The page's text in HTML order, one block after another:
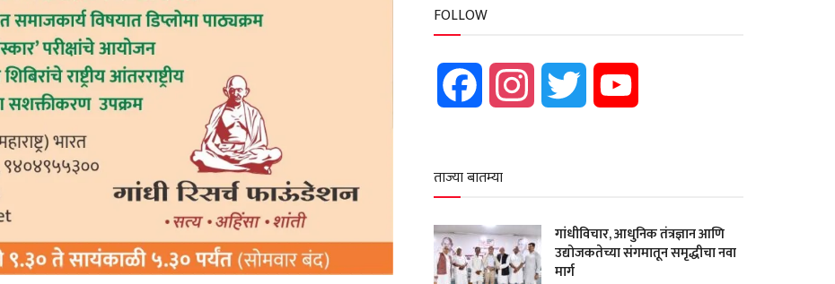
FOLLOW
Facebook Instagram Twitter
ताज्या बातम्या
गांधीविचार, आधुनिक तंत्रज्ञान आणि
उद्योजकतेच्या संगमातून समृद्धीचा नवा
मार्ग